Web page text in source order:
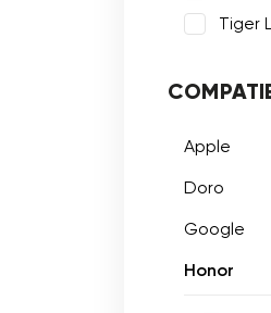
Tiger
Apple
Doro
Google
Honor